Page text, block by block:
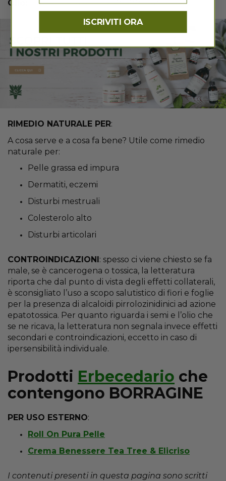
Olio:
1-2 perle al giorno (250-500 mg).
RIMEDIO NATURALE PER:
A cosa serve e a cosa fa bene? Utile come rimedio
naturale per:
Pelle grassa ed impura
Dermatiti, eczemi
Disturbi mestruali
Colesterolo alto
Disturbi articolari
CONTROINDICAZIONI: spesso ci viene chiesto se fa
male, se è cancerogena o tossica, la letteratura
riporta che dal punto di vista degli effetti collaterali,
è sconsigliato l’uso a scopo salutistico di fiori e foglie
per la presenza di alcaloidi pirrolozinidinici ad azione
epatotossica. Per quanto riguarda i semi e l’olio che
se ne ricava, la letteratura non segnala invece effetti
secondari e controindicazioni, eccetto in caso di
ipersensibilità individuale.
Prodotti Erbecedario che
contengono BORRAGINE
PER USO ESTERNO:
Roll On Pura Pelle
Crema Benessere Tea Tree & Elicriso
I contenuti presenti in questa pagina sono scritti
ISCRIVITI ORA